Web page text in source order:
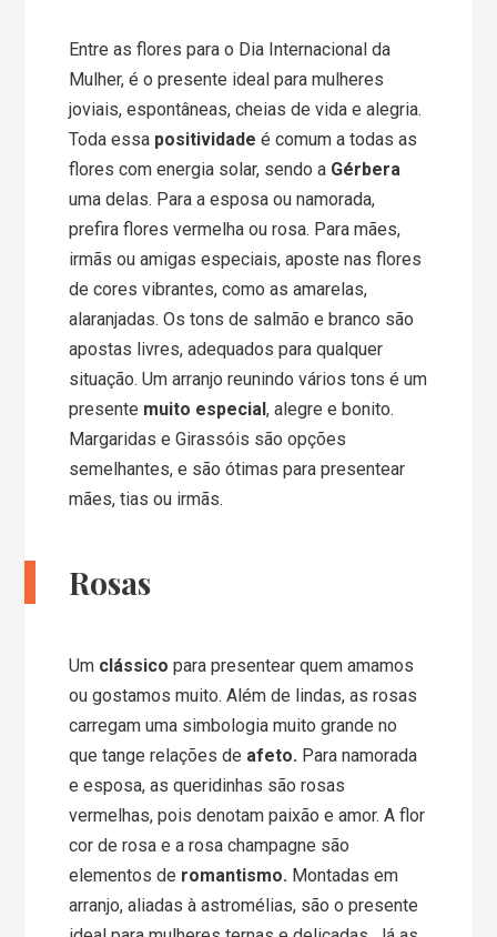
Entre as flores para o Dia Internacional da
Mulher, é o presente ideal para mulheres
joviais, espontâneas, cheias de vida e alegria.
Toda essa positividade é comum a todas as
flores com energia solar, sendo a Gérbera
uma delas. Para a esposa ou namorada,
prefira flores vermelha ou rosa. Para mães,
irmãs ou amigas especiais, aposte nas flores
de cores vibrantes, como as amarelas,
alaranjadas. Os tons de salmão e branco são
apostas livres, adequados para qualquer
situação. Um arranjo reunindo vários tons é um
presente muito especial, alegre e bonito.
Margaridas e Girassóis são opções
semelhantes, e são ótimas para presentear
mães, tias ou irmãs.
Rosas
Um clássico para presentear quem amamos
ou gostamos muito. Além de lindas, as rosas
carregam uma simbologia muito grande no
que tange relações de afeto. Para namorada
e esposa, as queridinhas são rosas
vermelhas, pois denotam paixão e amor. A flor
cor de rosa e a rosa champagne são
elementos de romantismo. Montadas em
arranjo, aliadas à astromélias, são o presente